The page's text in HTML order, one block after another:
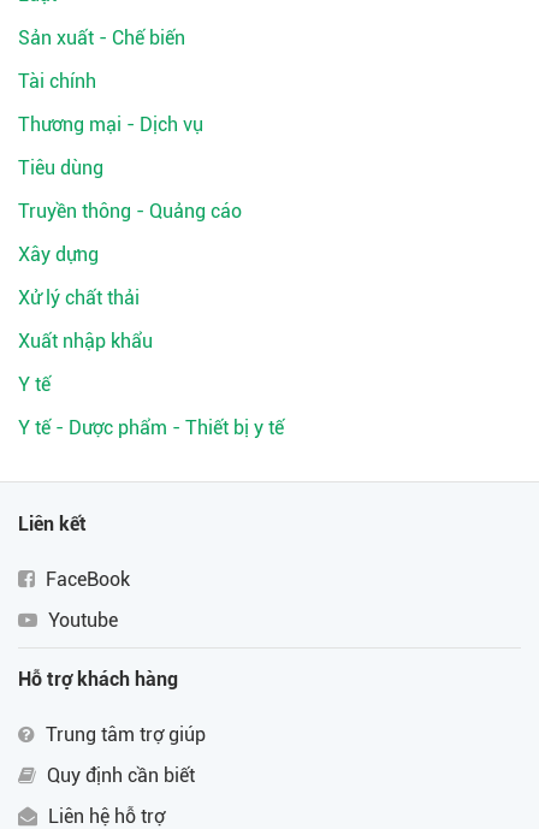
Sản xuất - Chế biến
Tài chính
Thương mại - Dịch vụ
Tiêu dùng
Truyền thông - Quảng cáo
Xây dựng
Xử lý chất thải
Xuất nhập khẩu
Y tế
Y tế - Dược phẩm - Thiết bị y tế
Liên kết
FaceBook
Youtube
Hỗ trợ khách hàng
Trung tâm trợ giúp
Quy định cần biết
Liên hệ hỗ trợ